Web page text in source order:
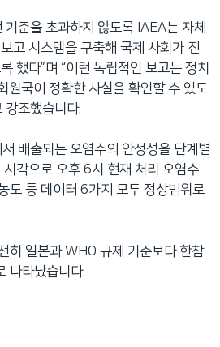
기준을 초과하지 않도록 IAEA는 자체
고 시스템을 구축해 국제 사회가 진
했다”며 “이런 독립적인 보고는 정치
원국이 정확한 사실을 확인할 수 있도
강조했습니다.
배출되는 오염수의 안정성을 단계별
각으로 오후 6시 현재 처리 오염수
도 등 데이터 6가지 모두 정상범위로
히 일본과 WHO 규제 기준보다 한참
나타났습니다.